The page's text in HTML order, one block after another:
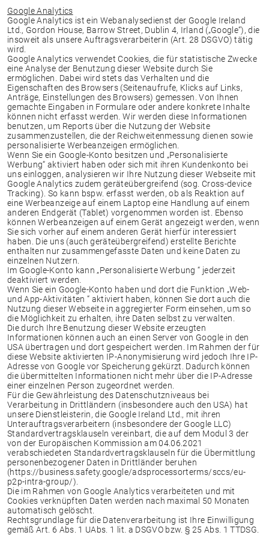
Google Analytics
Google Analytics ist ein Webanalysedienst der Google Ireland
Ltd., Gordon House, Barrow Street, Dublin 4, Irland („Google“), die
insoweit als unsere Auftragsverarbeiterin (Art. 28 DSGVO) tätig
wird.
Google Analytics verwendet Cookies, die für statistische Zwecke
eine Analyse der Benutzung dieser Website durch Sie
ermöglichen. Dabei wird stets das Verhalten und die
Eigenschaften des Browsers (Seitenaufrufe, Klicks auf Links,
Anträge, Einstellungen des Browsers) gemessen. Von Ihnen
gemachte Eingaben in Formulare oder andere konkrete Inhalte
können nicht erfasst werden. Wir werden diese Informationen
benutzen, um Reports über die Nutzung der Website
zusammenzustellen, die der Reichweitenmessung dienen sowie
personalisierte Werbeanzeigen ermöglichen.
Wenn Sie ein Google-Konto besitzen und „Personalisierte
Werbung“ aktiviert haben oder sich mit ihren Kundenkonto bei
uns einloggen, analysieren wir Ihre Nutzung dieser Webseite mit
Google Analytics zudem geräteübergreifend (sog. Cross-device
Tracking). So kann bspw. erfasst werden, ob als Reaktion auf
eine Werbeanzeige auf einem Laptop eine Handlung auf einem
anderen Endgerät (Tablet) vorgenommen worden ist. Ebenso
können Werbeanzeigen auf einem Gerät angezeigt werden, wenn
Sie sich vorher auf einem anderen Gerät hierfür interessiert
haben. Die uns (auch geräteübergreifend) erstellte Berichte
enthalten nur zusammengefasste Daten und keine Daten zu
einzelnen Nutzern.
Im Google-Konto kann „Personalisierte Werbung “ jederzeit
deaktiviert werden.
Wenn Sie ein Google-Konto haben und dort die Funktion „Web-
und App-Aktivitäten “ aktiviert haben, können Sie dort auch die
Nutzung dieser Webseite in aggregierter Form einsehen, um so
die Möglichkeit zu erhalten, ihre Daten selbst zu verwalten.
Die durch Ihre Benutzung dieser Website erzeugten
Informationen können auch an einen Server von Google in den
USA übertragen und dort gespeichert werden. Im Rahmen der für
diese Website aktivierten IP-Anonymisierung wird jedoch Ihre IP-
Adresse von Google vor Speicherung gekürzt. Dadurch können
die übermittelten Informationen nicht mehr über die IP-Adresse
einer einzelnen Person zugeordnet werden.
Für die Gewährleistung des Datenschutzniveaus bei
Verarbeitung in Drittländern (insbesondere auch den USA) hat
unsere Dienstleisterin, die Google Ireland Ltd., mit ihren
Unterauftragsverarbeitern (insbesondere der Google LLC)
Standardvertragsklauseln vereinbart, die auf dem Modul 3 der
von der Europäischen Kommission am 04.06.2021
verabschiedeten Standardvertragsklauseln für die Übermittlung
personenbezogener Daten in Drittländer beruhen
(https://business.safety.google/adsprocessorterms/sccs/eu-
p2p-intra-group/).
Die im Rahmen von Google Analytics verarbeiteten und mit
Cookies verknüpften Daten werden nach maximal 50 Monaten
automatisch gelöscht.
Rechtsgrundlage für die Datenverarbeitung ist Ihre Einwilligung
gemäß Art. 6 Abs. 1 UAbs. 1 lit. a DSGVO bzw. § 25 Abs. 1 TTDSG.